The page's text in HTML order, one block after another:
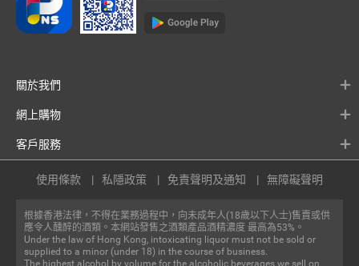
關於我們
網上購物
客戶服務
根據香港法律，不得在業務過程中，向未成年人(18歲以下人士)售賣或供
應令人醺醉的酒類。本網站發售之酒類產品酒精濃度 最高為53%。
Under the law of Hong Kong, intoxicating liquor must not be sold or
supplied to a minor (under 18) in the course of business.
The highest alcohol by volume for the alcoholic beverages we sell on
使用條款 私隱政策 免責聲明及通知 無障礙聲明